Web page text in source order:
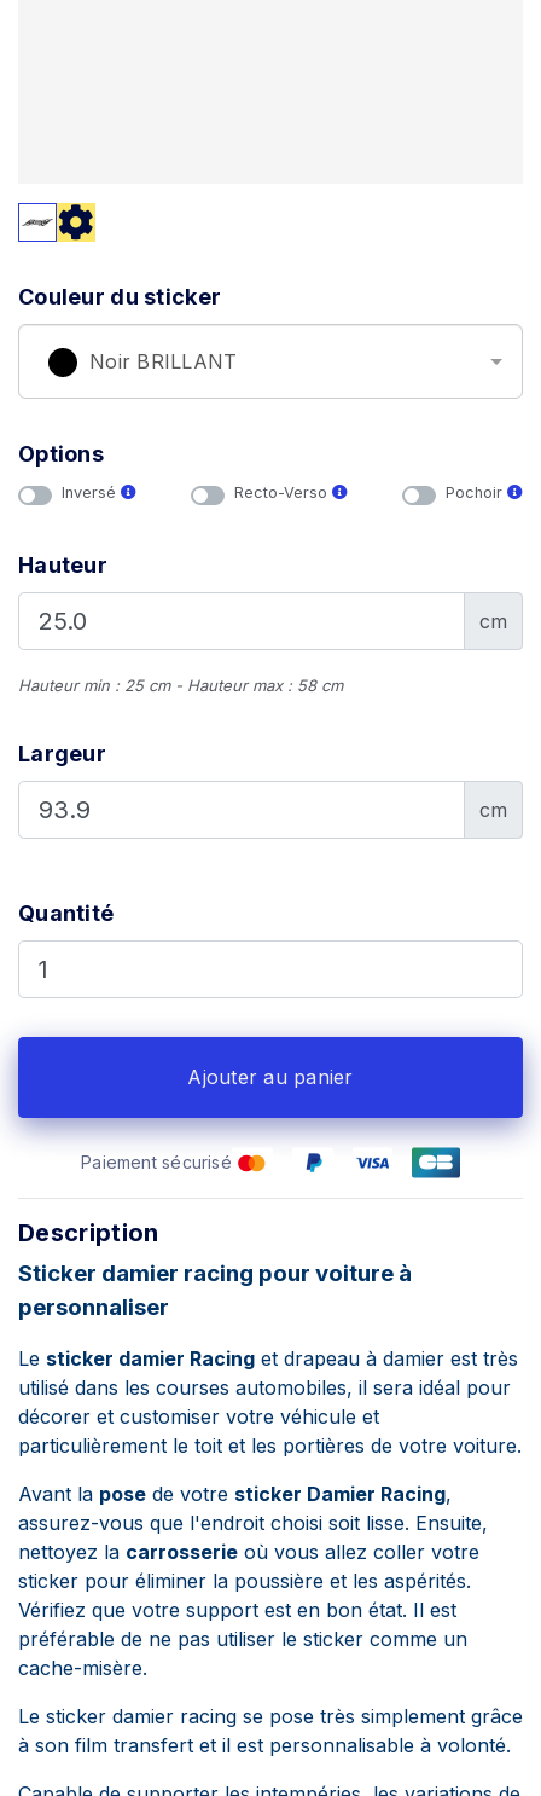
Couleur du sticker
Noir BRILLANT
Options
Inversé Recto-Verso Pochoir
Hauteur
cm
Hauteur min : 25 cm - Hauteur max : 58 cm
Largeur
cm
Quantité
Ajouter au panier
Paiement sécurisé
Description
Sticker damier racing pour voiture à
personnaliser
Le sticker damier Racing et drapeau à damier est très
utilisé dans les courses automobiles, il sera idéal pour
décorer et customiser votre véhicule et
particulièrement le toit et les portières de votre voiture.
Avant la pose de votre sticker Damier Racing,
assurez-vous que l'endroit choisi soit lisse. Ensuite,
nettoyez la carrosserie où vous allez coller votre
sticker pour éliminer la poussière et les aspérités.
Vérifiez que votre support est en bon état. Il est
préférable de ne pas utiliser le sticker comme un
cache-misère.
Le sticker damier racing se pose très simplement grâce
à son film transfert et il est personnalisable à volonté.